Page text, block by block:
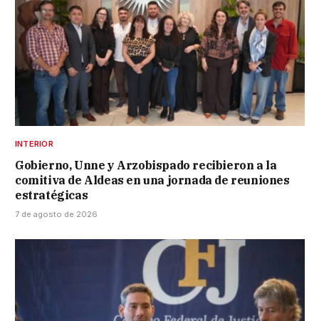
INTERIOR
Gobierno, Unne y Arzobispado recibieron a la
comitiva de Aldeas en una jornada de reuniones
estratégicas
7 de agosto de 2026